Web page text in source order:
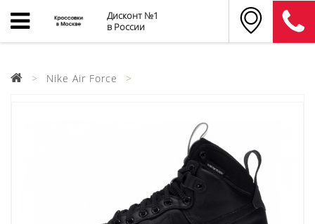
Дисконт №1
в России
Nike Air Force